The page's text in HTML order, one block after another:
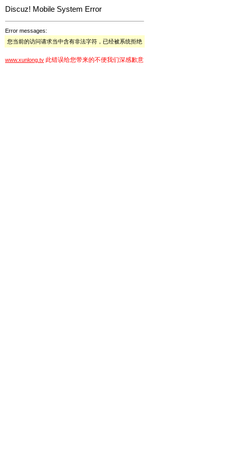
Discuz! Mobile System Error
Error messages:
您当前的访问请求当中含有非法字符，已经被系统拒绝
www.xunlong.tv 此错误给您带来的不便我们深感歉意